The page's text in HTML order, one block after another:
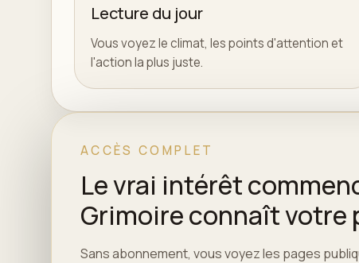
Lecture du jour
Vous voyez le climat, les points d'attention et
l'action la plus juste.
ACCÈS COMPLET
Le vrai intérêt
Grimoire connaît votre
Sans abonnement, vous voyez les pages